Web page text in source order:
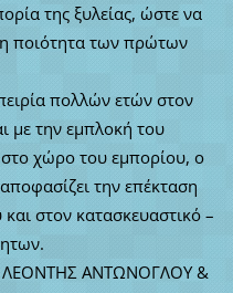
της ξυλείας, ώστε να
ποιότητα των πρώτων
πολλών ετών στον
με την εμπλοκή του
χώρο του εμπορίου, ο
την επέκταση
στον κατασκευαστικό –
ΛΕΟΝΤΗΣ ΑΝΤΩΝΟΓΛΟΥ &